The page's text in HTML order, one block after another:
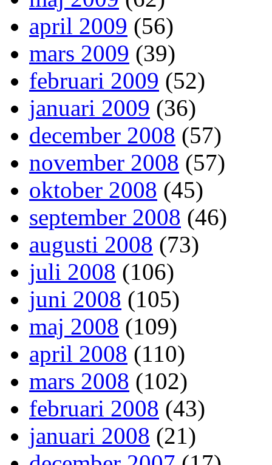
april 2009 (56)
mars 2009 (39)
februari 2009 (52)
januari 2009 (36)
december 2008 (57)
november 2008 (57)
oktober 2008 (45)
september 2008 (46)
augusti 2008 (73)
juli 2008 (106)
juni 2008 (105)
maj 2008 (109)
april 2008 (110)
mars 2008 (102)
februari 2008 (43)
januari 2008 (21)